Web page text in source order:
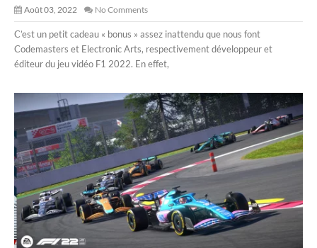
Août 03, 2022 No Comments
C’est un petit cadeau « bonus » assez inattendu que nous font
Codemasters et Electronic Arts, respectivement développeur et
éditeur du jeu vidéo F1 2022. En effet,